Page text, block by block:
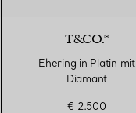
T&CO.®
Ehering in Platin mit
Diamant
€ 2.500